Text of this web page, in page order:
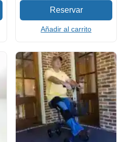
Añadir al carrito